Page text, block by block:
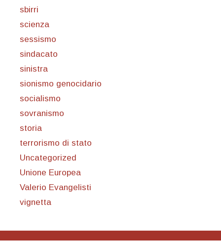
sbirri
scienza
sessismo
sindacato
sinistra
sionismo genocidario
socialismo
sovranismo
storia
terrorismo di stato
Uncategorized
Unione Europea
Valerio Evangelisti
vignetta